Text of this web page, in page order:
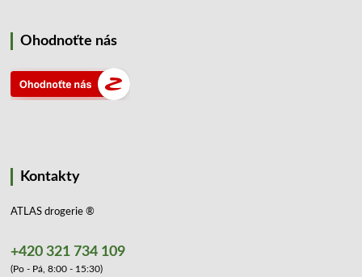
Ohodnoťte nás
Kontakty
ATLAS drogerie ®
+420 321 734 109
(Po - Pá, 8:00 - 15:30)